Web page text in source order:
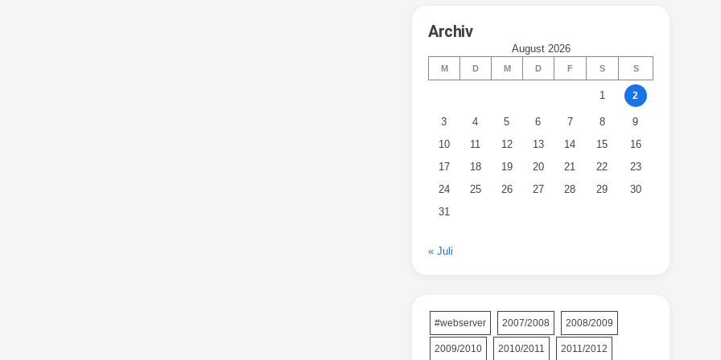
Archiv
August 2026
M D M D F S S
1 2
3 4 5 6 7 8
9
10
11 12 13 14 15
16
17
18 19 20 21 22
23
24
25 26 27 28 29
30
31
« Juli
#webserver 2007/2008 2008/2009
2009/2010 2010/2011 2011/2012